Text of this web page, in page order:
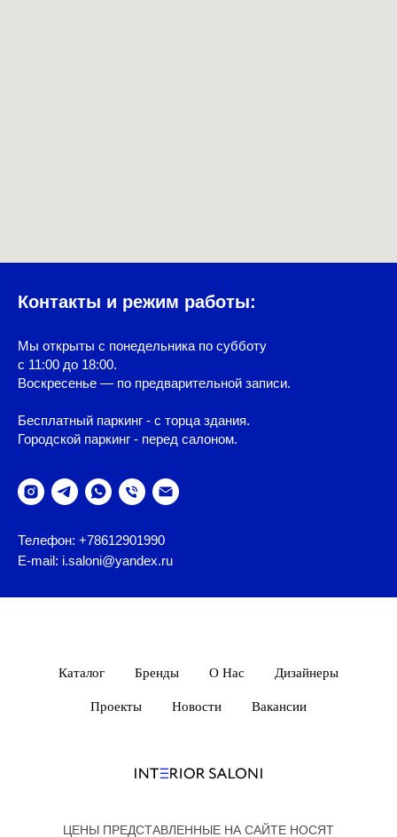
Контакты и режим работы:
Мы открыты с понедельника по субботу
с 11:00 до 18:00.
Воскресенье — по предварительной записи.
Бесплатный паркинг - с торца здания.
Городской паркинг - перед салоном.
Телефон: +78612901990
E-mail: i.saloni@yandex.ru
Каталог Бренды О Нас Дизайнеры
Проекты Новости Вакансии
ЦЕНЫ ПРЕДСТАВЛЕННЫЕ НА САЙТЕ НОСЯТ